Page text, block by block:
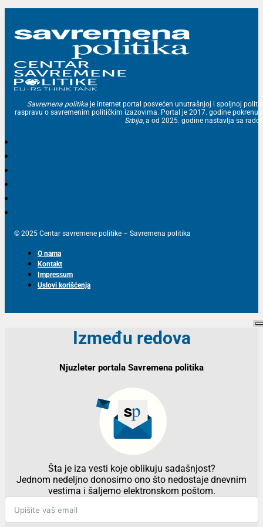
Savremena politika je internet portal posvećen unutrašnjoj i spoljnoj
raspravu o savremenim političkim izazovima. Portal je 2017. godine
Srbija, a od 2025. godine nastavlja sa
© 2025 Centar savremene politike – Savremena politika
O nama
Kontakt
Impressum
Uslovi korišćenja
Između redova
Njuzleter portala Savremena politika
Šta je iza vesti koje oblikuju sadašnjost?
Jednom nedeljno donosimo ono što nedostaje dnevnim
vestima i šaljemo elektronskom poštom.